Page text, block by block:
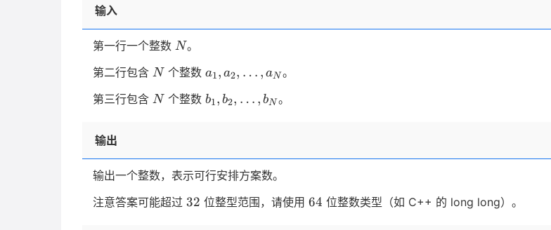
输入
第一行一个整数 N
N。
第二行包含 N
N 个整数a_1,a_2,\ldots,a_N
a1, a2, … , aN 。
第三行包含 N
N 个整数b_1,b_2,\ldots,b_N
b1, b2, … , bN 。
输出
输出一个整数，表示可行安排方案数。
注意答案可能超过 32
32 位整型范围，请使用 64
64 位整数类型（如 C++ 的 long long）。